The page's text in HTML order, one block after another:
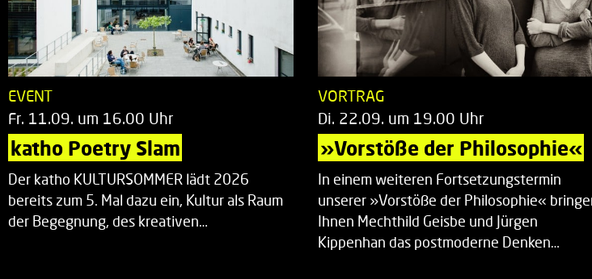
EVENT
Fr. 11.09. um 16.00 Uhr
katho Poetry Slam
Der katho KULTURSOMMER lädt 2026
bereits zum 5. Mal dazu ein, Kultur als Raum
der Begegnung, des kreativen…
VORTRAG
Di. 22.09. um 19.00 Uhr
»Vorstöße der Philosophie«
In einem weiteren Fortsetzungstermin
unserer »Vorstöße der Philosophie«
Ihnen Mechthild Geisbe und Jürgen
Kippenhan das postmoderne Denken…